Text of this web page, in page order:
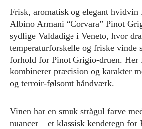
Frisk, aromatisk og elegant hvidvin
Albino Armani “Corvara” Pinot
sydlige Valdadige i Veneto, hvor
temperaturforskelle og friske vinde
forhold for Pinot Grigio-druen. Her
kombinerer præcision og karakter
og terroir-følsomt håndværk.
Vinen har en smuk strågul farve
nuancer – et klassisk kendetegn for